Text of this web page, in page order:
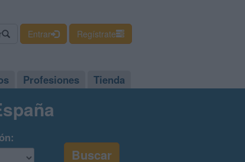
Entrar Regístrate
Profesiones Tienda